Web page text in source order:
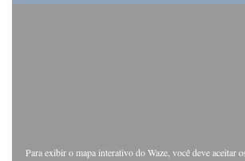
Para exibir o mapa interativo do Waze, você deve aceitar